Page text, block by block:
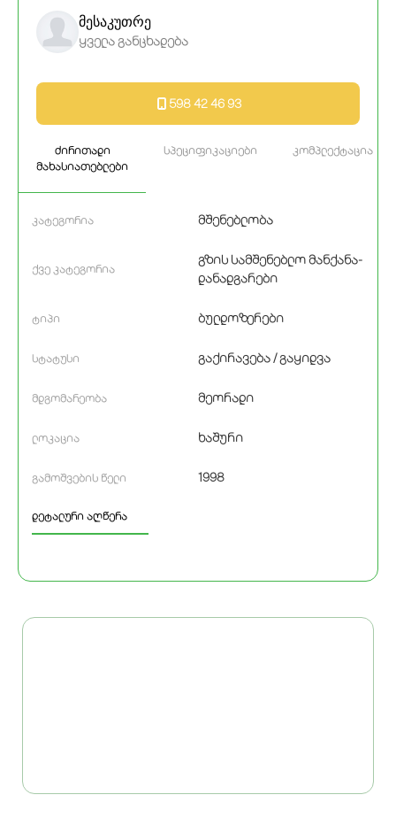
ძირითადი
მახასიათებლები
სპეციფიკაციები კომპლექტაცია
კატეგორია მშენებლობა
ქვე კატეგორია
გზის სამშენებლო მანქანა-
დანადგარები
ტიპი ბულდოზერები
სტატუსი გაქირავება / გაყიდვა
მდგომარეობა მეორადი
ლოკაცია ხაშური
გამოშვების წელი 1998
დეტალური აღწერა
მესაკუთრე
ყველა განცხადება
598 42 46 93